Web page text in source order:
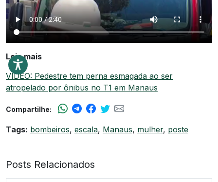
Leia mais
VÍDEO: Pedestre tem perna esmagada ao ser
atropelado por ônibus no T1 em Manaus
Compartilhe:
Tags: bombeiros, escala, Manaus, mulher, poste
Posts Relacionados